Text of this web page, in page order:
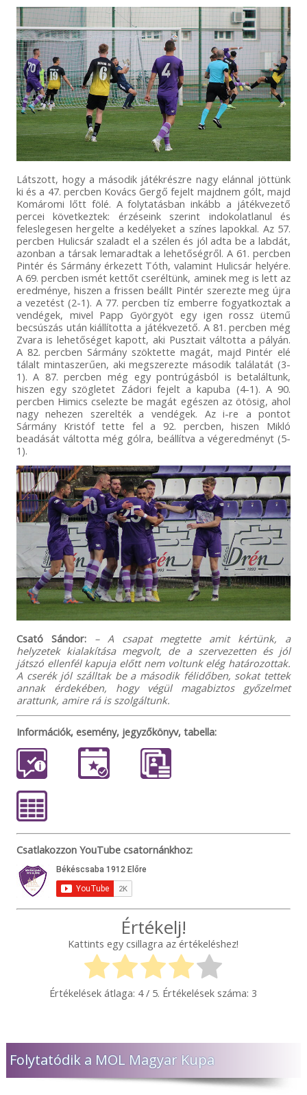
Látszott, hogy a második játékrészre nagy elánnal jöttünk
ki és a 47. percben Kovács Gergő fejelt majdnem gólt, majd
Komáromi lőtt fölé. A folytatásban inkább a játékvezető
percei következtek: érzéseink szerint indokolatlanul és
feleslegesen hergelte a kedélyeket a színes lapokkal. Az 57.
percben Hulicsár szaladt el a szélen és jól adta be a labdát,
azonban a társak lemaradtak a lehetőségről. A 61. percben
Pintér és Sármány érkezett Tóth, valamint Hulicsár helyére.
A 69. percben ismét kettőt cseréltünk, aminek meg is lett az
eredménye, hiszen a frissen beállt Pintér szerezte meg újra
a vezetést (2-1). A 77. percben tíz emberre fogyatkoztak a
vendégek, mivel Papp Györgyöt egy igen rossz ütemű
becsúszás után kiállította a játékvezető. A 81. percben még
Zvara is lehetőséget kapott, aki Pusztait váltotta a pályán.
A 82. percben Sármány szöktette magát, majd Pintér elé
tálalt mintaszerűen, aki megszerezte második találatát (3-
1). A 87. percben még egy pontrúgásból is betaláltunk,
hiszen egy szögletet Zádori fejelt a kapuba (4-1). A 90.
percben Himics cselezte be magát egészen az ötösig, ahol
nagy nehezen szerelték a vendégek. Az i-re a pontot
Sármány Kristóf tette fel a 92. percben, hiszen Mikló
beadását váltotta még gólra, beállítva a végeredményt (5-
1).
Csató Sándor:
– A csapat megtette amit kértünk, a
helyzetek kialakítása megvolt, de a szervezetten és jól
játszó ellenfél kapuja előtt nem voltunk elég határozottak.
A cserék jól szálltak be a második félidőben, sokat tettek
annak érdekében, hogy végül magabiztos győzelmet
arattunk, amire rá is szolgáltunk.
Információk, esemény, jegyzőkönyv, tabella:
Csatlakozzon YouTube csatornánkhoz:
Értékelj!
Kattints egy csillagra az értékeléshez!
Értékelések átlaga: 4/ 5. Értékelések száma: 3
Folytatódik a MOL Magyar Kupa